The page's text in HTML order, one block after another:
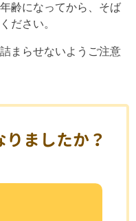
齢になってから、そば
ださい。
まらせないようご注意
ましたか？